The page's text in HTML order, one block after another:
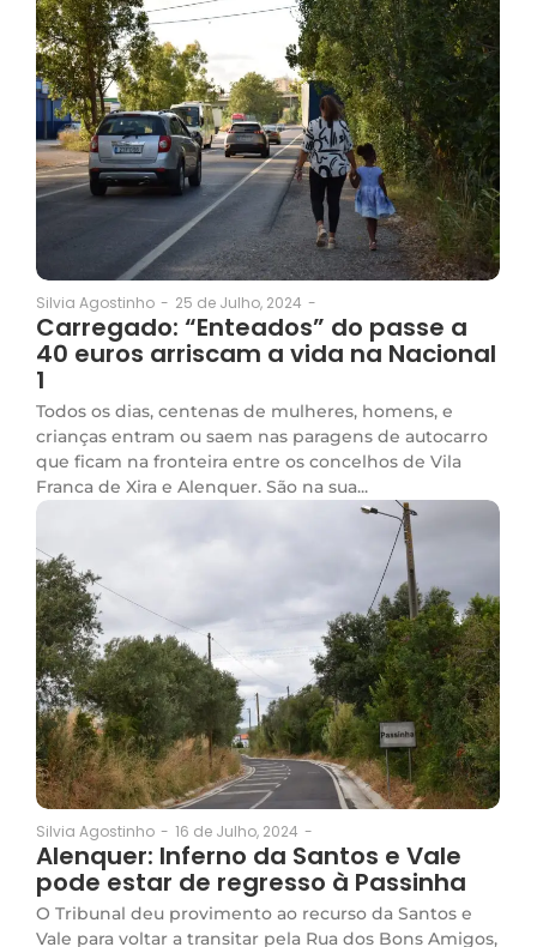
Silvia Agostinho - 25 de Julho, 2024 -
Carregado: “Enteados” do passe a
40 euros arriscam a vida na Nacional
1
Todos os dias, centenas de mulheres, homens, e
crianças entram ou saem nas paragens de autocarro
que ficam na fronteira entre os concelhos de Vila
Franca de Xira e Alenquer. São na sua...
Silvia Agostinho - 16 de Julho, 2024 -
Alenquer: Inferno da Santos e Vale
pode estar de regresso à Passinha
O Tribunal deu provimento ao recurso da Santos e
Vale para voltar a transitar pela Rua dos Bons Amigos,